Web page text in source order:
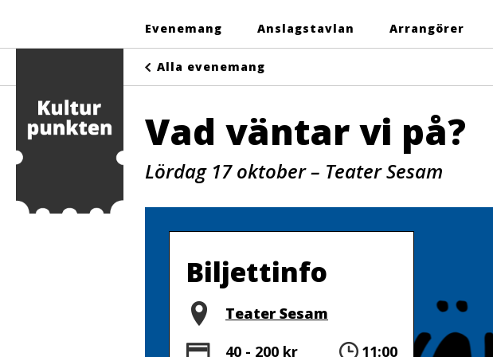
Evenemang Anslagstavlan Arrangörer
Alla evenemang
Vad väntar vi på?
Lördag 17 oktober – Teater Sesam
Biljettinfo
Plats
Teater Sesam
Pris
40 - 200 kr Tid
11:00